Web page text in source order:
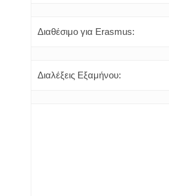
Διαθέσιμο για Erasmus:
Διαλέξεις Εξαμήνου: